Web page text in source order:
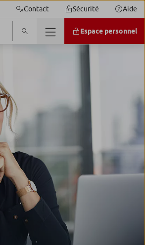
Contact Sécurité Aide
Espace personnel